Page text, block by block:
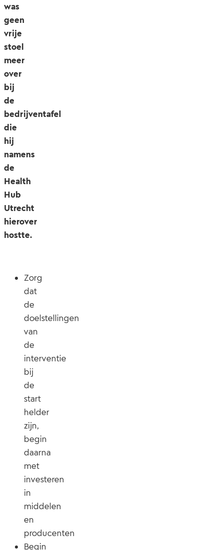
was
geen
vrije
stoel
meer
over
bij
de
bedrijventafel
die
hij
namens
de
Health
Hub
Utrecht
hierover
hostte.
Zorg
dat
de
doelstellingen
van
de
interventie
bij
de
start
helder
zijn,
begin
daarna
met
investeren
in
middelen
en
producenten
Begin